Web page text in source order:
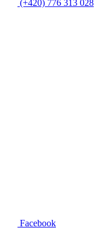
(+420) 776 313 028
Facebook